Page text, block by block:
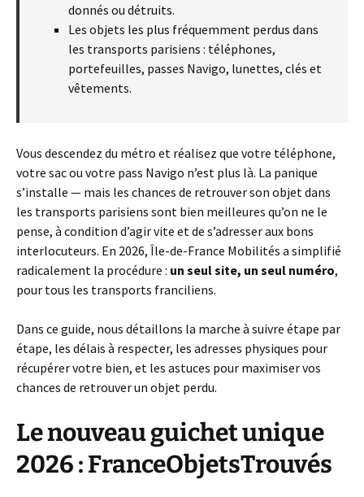
donnés ou détruits.
Les objets les plus fréquemment perdus dans
les transports parisiens : téléphones,
portefeuilles, passes Navigo, lunettes, clés et
vêtements.
Vous descendez du métro et réalisez que votre téléphone,
votre sac ou votre pass Navigo n’est plus là. La panique
s’installe — mais les chances de retrouver son objet dans
les transports parisiens sont bien meilleures qu’on ne le
pense, à condition d’agir vite et de s’adresser aux bons
interlocuteurs. En 2026, Île-de-France Mobilités a simplifié
radicalement la procédure : un seul site, un seul numéro,
pour tous les transports franciliens.
Dans ce guide, nous détaillons la marche à suivre étape par
étape, les délais à respecter, les adresses physiques pour
récupérer votre bien, et les astuces pour maximiser vos
chances de retrouver un objet perdu.
Le nouveau guichet unique
2026 : FranceObjetsTrouvés